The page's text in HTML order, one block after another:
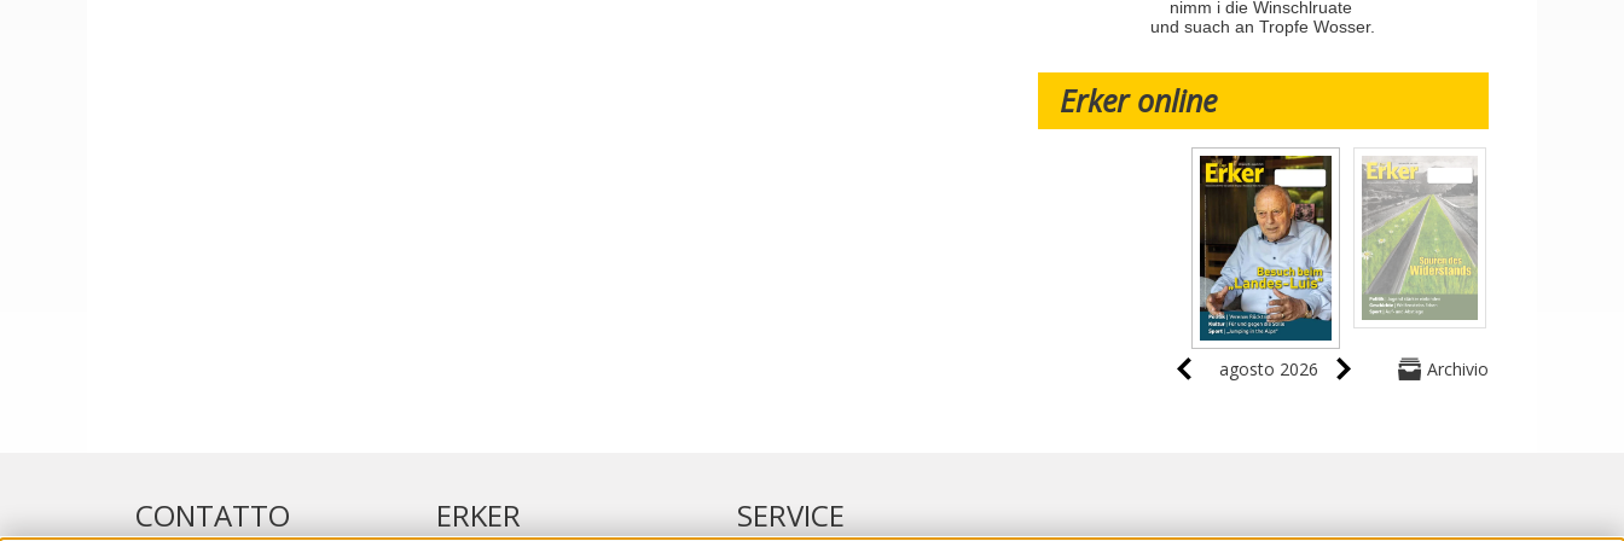
nimm i die Winschlruate
und suach an Tropfe Wosser.
Erker online
agosto 2026 Archivio
CONTATTO ERKER SERVICE